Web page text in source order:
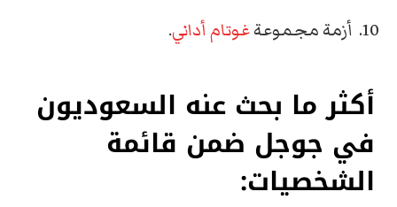
أزمة مجموعةغوتام أداني.
أكثر ما بحث عنه السعوديون
في جوجل ضمن قائمة
الشخصيات: